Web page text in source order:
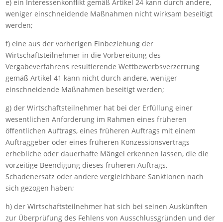
e) ein Interessenkonflikt gemäß Artikel 24 kann durch andere,
weniger einschneidende Maßnahmen nicht wirksam beseitigt
werden;
f) eine aus der vorherigen Einbeziehung der
Wirtschaftsteilnehmer in die Vorbereitung des
Vergabeverfahrens resultierende Wettbewerbsverzerrung
gemäß Artikel 41 kann nicht durch andere, weniger
einschneidende Maßnahmen beseitigt werden;
g) der Wirtschaftsteilnehmer hat bei der Erfüllung einer
wesentlichen Anforderung im Rahmen eines früheren
öffentlichen Auftrags, eines früheren Auftrags mit einem
Auftraggeber oder eines früheren Konzessionsvertrags
erhebliche oder dauerhafte Mängel erkennen lassen, die die
vorzeitige Beendigung dieses früheren Auftrags,
Schadenersatz oder andere vergleichbare Sanktionen nach
sich gezogen haben;
h) der Wirtschaftsteilnehmer hat sich bei seinen Auskünften
zur Überprüfung des Fehlens von Ausschlussgründen und der